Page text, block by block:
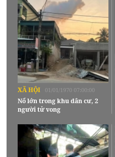
XÃ HỘI 01/01/1970 07:00:00
Nổ lớn trong khu dân cư, 2
người tử vong